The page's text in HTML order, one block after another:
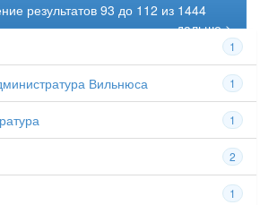
результатов 93 до 112 из 1444
дальше >
1
Вильнюса 1
1
2
1